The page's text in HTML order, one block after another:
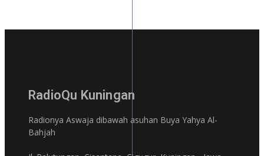
RadioQu Kuningan
Radionya Aswaja dibawah asuhan Buya Yahya Al-
Bahjah